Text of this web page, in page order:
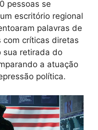
pessoas se
escritório regional
palavras de
com críticas diretas
sua retirada do
a atuação
política.